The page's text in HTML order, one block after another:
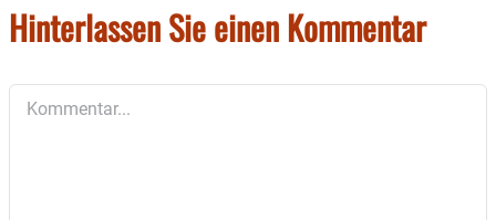
Hinterlassen Sie einen Kommentar